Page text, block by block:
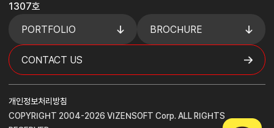
1307호
PORTFOLIO
BROCHURE
CONTACT US
개인정보처리방침
COPYRIGHT 2004-2026 VIZENSOFT Corp. ALL RIGHTS